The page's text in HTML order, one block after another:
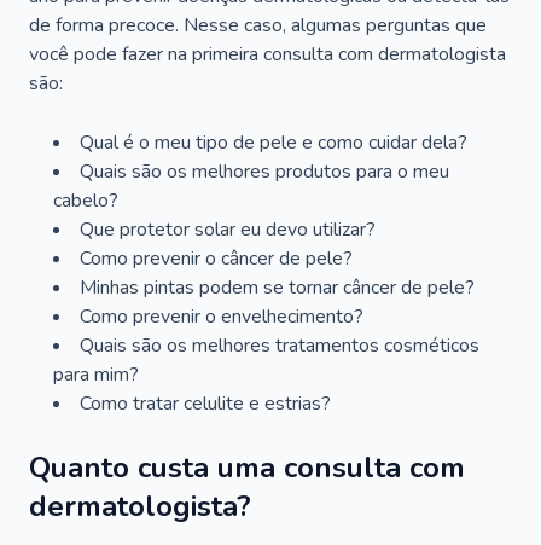
de forma precoce. Nesse caso, algumas perguntas que
você pode fazer na primeira consulta com dermatologista
são:
Qual é o meu tipo de pele e como cuidar dela?
Quais são os melhores produtos para o meu
cabelo?
Que protetor solar eu devo utilizar?
Como prevenir o câncer de pele?
Minhas pintas podem se tornar câncer de pele?
Como prevenir o envelhecimento?
Quais são os melhores tratamentos cosméticos
para mim?
Como tratar celulite e estrias?
Quanto custa uma consulta com
dermatologista?